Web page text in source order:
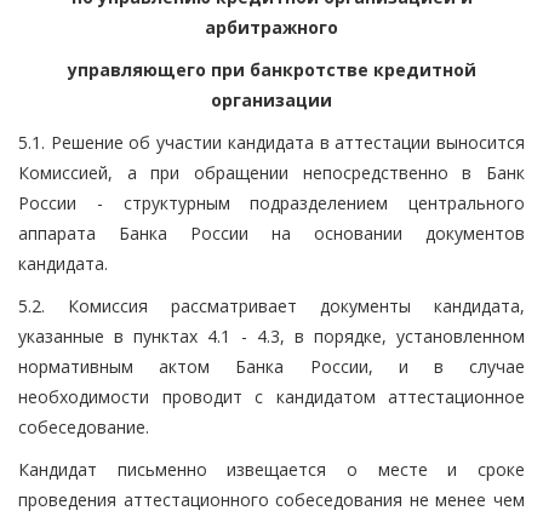
арбитражного
управляющего при банкротстве кредитной
организации
5.1. Решение об участии кандидата в аттестации выносится
Комиссией, а при обращении непосредственно в Банк
России - структурным подразделением центрального
аппарата Банка России на основании документов
кандидата.
5.2. Комиссия рассматривает документы кандидата,
указанные в пунктах 4.1 - 4.3, в порядке, установленном
нормативным актом Банка России, и в случае
необходимости проводит с кандидатом аттестационное
собеседование.
Кандидат письменно извещается о месте и сроке
проведения аттестационного собеседования не менее чем